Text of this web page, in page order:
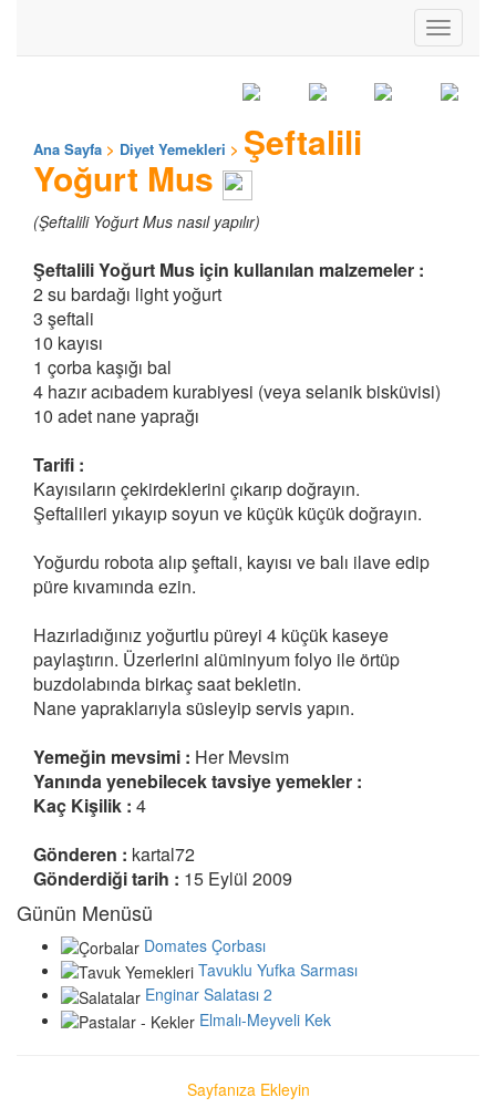
Toggle
Ana Sayfa > Diyet Yemekleri > Şeftalili
Yoğurt Mus
(Şeftalili Yoğurt Mus nasıl yapılır)
Şeftalili Yoğurt Mus için kullanılan malzemeler :
2 su bardağı light yoğurt
3 şeftali
10 kayısı
1 çorba kaşığı bal
4 hazır acıbadem kurabiyesi (veya selanik bisküvisi)
10 adet nane yaprağı
Tarifi :
Kayısıların çekirdeklerini çıkarıp doğrayın.
Şeftalileri yıkayıp soyun ve küçük küçük doğrayın.
Yoğurdu robota alıp şeftali, kayısı ve balı ilave edip
püre kıvamında ezin.
Hazırladığınız yoğurtlu püreyi 4 küçük kaseye
paylaştırın. Üzerlerini alüminyum folyo ile örtüp
buzdolabında birkaç saat bekletin.
Nane yapraklarıyla süsleyip servis yapın.
Yemeğin mevsimi : Her Mevsim
Yanında yenebilecek tavsiye yemekler :
Kaç Kişilik : 4
Gönderen : kartal72
Gönderdiği tarih : 15 Eylül 2009
Günün Menüsü
Domates Çorbası
Tavuklu Yufka Sarması
Enginar Salatası 2
Elmalı-Meyveli Kek
Sayfanıza Ekleyin